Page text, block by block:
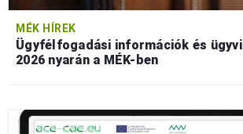
MÉK HÍREK
Ügyfélfogadási információk és
2026 nyarán a MÉK-ben